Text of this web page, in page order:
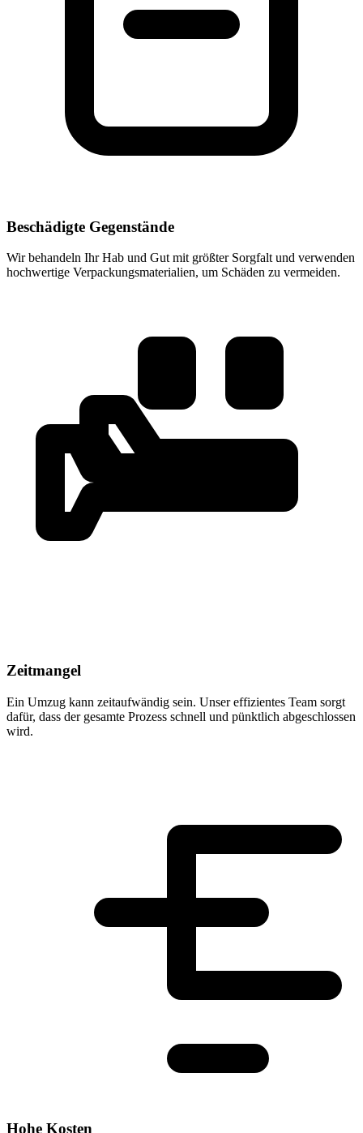
Beschädigte Gegenstände
Wir behandeln Ihr Hab und Gut mit größter Sorgfalt und verwenden
hochwertige Verpackungsmaterialien, um Schäden zu vermeiden.
Zeitmangel
Ein Umzug kann zeitaufwändig sein. Unser effizientes Team sorgt
dafür, dass der gesamte Prozess schnell und pünktlich abgeschlossen
wird.
Hohe Kosten